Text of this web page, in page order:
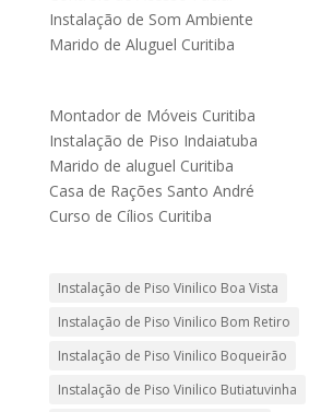
Instalação de Som Ambiente
Marido de Aluguel Curitiba
Montador de Móveis Curitiba
Instalação de Piso Indaiatuba
Marido de aluguel Curitiba
Casa de Rações Santo André
Curso de Cílios Curitiba
Instalação de Piso Vinilico Boa Vista
Instalação de Piso Vinilico Bom Retiro
Instalação de Piso Vinilico Boqueirão
Instalação de Piso Vinilico Butiatuvinha